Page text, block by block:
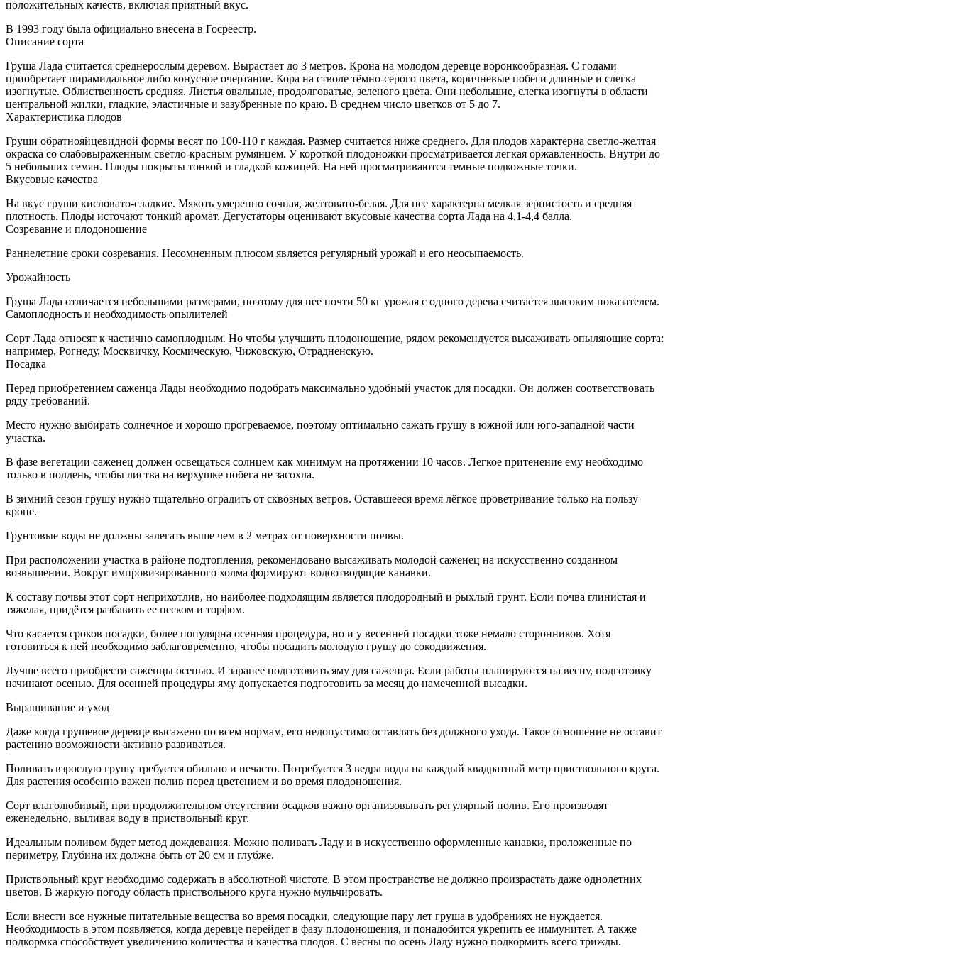
положительных качеств, включая приятный вкус.
В 1993 году была официально внесена в Госреестр.
Описание сорта
Груша Лада считается среднерослым деревом. Вырастает до 3 метров. Крона на молодом деревце воронкообразная. С годами
приобретает пирамидальное либо конусное очертание. Кора на стволе тёмно-серого цвета, коричневые побеги длинные и слегка
изогнутые. Облиственность средняя. Листья овальные, продолговатые, зеленого цвета. Они небольшие, слегка изогнуты в области
центральной жилки, гладкие, эластичные и зазубренные по краю. В среднем число цветков от 5 до 7.
Характеристика плодов
Груши обратнояйцевидной формы весят по 100-110 г каждая. Размер считается ниже среднего. Для плодов характерна светло-желтая
окраска со слабовыраженным светло-красным румянцем. У короткой плодоножки просматривается легкая оржавленность. Внутри до
5 небольших семян. Плоды покрыты тонкой и гладкой кожицей. На ней просматриваются темные подкожные точки.
Вкусовые качества
На вкус груши кисловато-сладкие. Мякоть умеренно сочная, желтовато-белая. Для нее характерна мелкая зернистость и средняя
плотность. Плоды источают тонкий аромат. Дегустаторы оценивают вкусовые качества сорта Лада на 4,1-4,4 балла.
Созревание и плодоношение
Раннелетние сроки созревания. Несомненным плюсом является регулярный урожай и его неосыпаемость.
Урожайность
Груша Лада отличается небольшими размерами, поэтому для нее почти 50 кг урожая с одного дерева считается высоким показателем.
Самоплодность и необходимость опылителей
Сорт Лада относят к частично самоплодным. Но чтобы улучшить плодоношение, рядом рекомендуется высаживать опыляющие сорта:
например, Рогнеду, Москвичку, Космическую, Чижовскую, Отрадненскую.
Посадка
Перед приобретением саженца Лады необходимо подобрать максимально удобный участок для посадки. Он должен соответствовать
ряду требований.
Место нужно выбирать солнечное и хорошо прогреваемое, поэтому оптимально сажать грушу в южной или юго-западной части
участка.
В фазе вегетации саженец должен освещаться солнцем как минимум на протяжении 10 часов. Легкое притенение ему необходимо
только в полдень, чтобы листва на верхушке побега не засохла.
В зимний сезон грушу нужно тщательно оградить от сквозных ветров. Оставшееся время лёгкое проветривание только на пользу
кроне.
Грунтовые воды не должны залегать выше чем в 2 метрах от поверхности почвы.
При расположении участка в районе подтопления, рекомендовано высаживать молодой саженец на искусственно созданном
возвышении. Вокруг импровизированного холма формируют водоотводящие канавки.
К составу почвы этот сорт неприхотлив, но наиболее подходящим является плодородный и рыхлый грунт. Если почва глинистая и
тяжелая, придётся разбавить ее песком и торфом.
Что касается сроков посадки, более популярна осенняя процедура, но и у весенней посадки тоже немало сторонников. Хотя
готовиться к ней необходимо заблаговременно, чтобы посадить молодую грушу до сокодвижения.
Лучше всего приобрести саженцы осенью. И заранее подготовить яму для саженца. Если работы планируются на весну, подготовку
начинают осенью. Для осенней процедуры яму допускается подготовить за месяц до намеченной высадки.
Выращивание и уход
Даже когда грушевое деревце высажено по всем нормам, его недопустимо оставлять без должного ухода. Такое отношение не оставит
растению возможности активно развиваться.
Поливать взрослую грушу требуется обильно и нечасто. Потребуется 3 ведра воды на каждый квадратный метр приствольного круга.
Для растения особенно важен полив перед цветением и во время плодоношения.
Сорт влаголюбивый, при продолжительном отсутствии осадков важно организовывать регулярный полив. Его производят
еженедельно, выливая воду в приствольный круг.
Идеальным поливом будет метод дождевания. Можно поливать Ладу и в искусственно оформленные канавки, проложенные по
периметру. Глубина их должна быть от 20 см и глубже.
Приствольный круг необходимо содержать в абсолютной чистоте. В этом пространстве не должно произрастать даже однолетних
цветов. В жаркую погоду область приствольного круга нужно мульчировать.
Если внести все нужные питательные вещества во время посадки, следующие пару лет груша в удобрениях не нуждается.
Необходимость в этом появляется, когда деревце перейдет в фазу плодоношения, и понадобится укрепить ее иммунитет. А также
подкормка способствует увеличению количества и качества плодов. С весны по осень Ладу нужно подкормить всего трижды.